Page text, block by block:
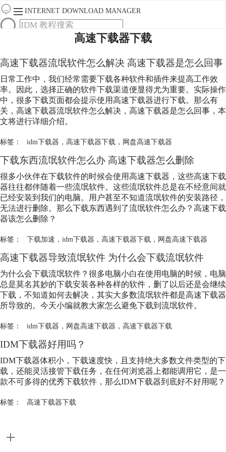
INTERNET DOWNLOAD MANAGER
下载
服务
购买
高速下载器下载
高速下载器流氓软件怎么解决 高速下载器是怎么回事
日常工作中，我们经常需要下载各种软件和插件来提高工作效
率。因此，选择正确的软件下载渠道便显得尤为重要。实际操作
中，很多下载页面都会提示使用高速下载器进行下载。那么有
关，高速下载器流氓软件怎么解决，高速下载器是怎么回事，本
文将进行详细介绍。
标签： idm下载器 ， 高速下载器下载 ， 网盘高速下载器
下载东西流氓软件怎么办 高速下载器怎么删除
很多小伙伴在下载软件的时候会使用高速下载器，这些高速下载
器往往都伴随着一些流氓软件。这些流氓软件总是在不经意间就
已经安装到我们的电脑。用户甚至不知道流氓软件的安装路径，
无法进行删除。那么下载东西遇到了流氓软件怎么办？高速下载
器该怎么删除？
标签： 下载加速 ， idm下载器 ， 高速下载器下载 ， 网盘高速下载器
高速下载器导致流氓软件 为什么会下载流氓软件
为什么会下载流氓软件？很多电脑小白在使用电脑的时候，电脑
总是莫名其妙的下载安装各种各样的软件，删了以后还是会继续
下载，不知道如何去解决，其实大多数流氓软件都是高速下载器
所导致的。今天小编就教大家怎么避免下载到流氓软件。
标签： idm下载器 ， 网盘高速下载器 ， 高速下载器下载
IDM下载器好用吗？
IDM下载器体积小，下载速度快，且支持绝大多数文件类型的下
载，还能灵活接管下载任务，在任何浏览器上都能调用它，是一
款不可多得的优秀下载软件，那么IDM下载器到底好不好用呢？
标签： 高速下载器下载